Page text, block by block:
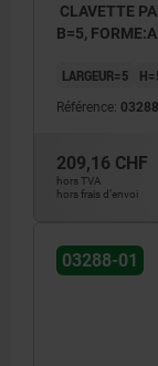
CLAVETTE
B=5,
LARGEUR=5
Référence:
209,16 CHF
hors TVA
hors frais d’envoi
03288-01